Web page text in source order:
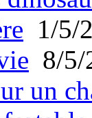
1/5/
8/5/
un